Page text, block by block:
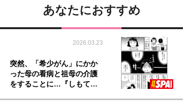
あなたにおすすめ
2026.03.23
突然、「希少がん」にかか
った母の看病と祖母の介護
をすることに…『しもて…